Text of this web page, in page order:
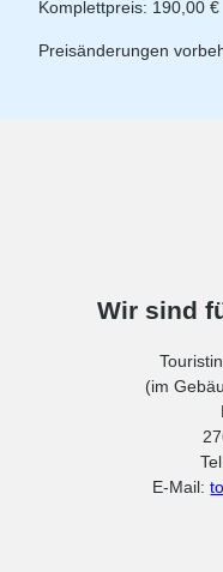
Komplettpreis: 190,00 €
Preisänderungen
Wir sind
(im
E-Mail: